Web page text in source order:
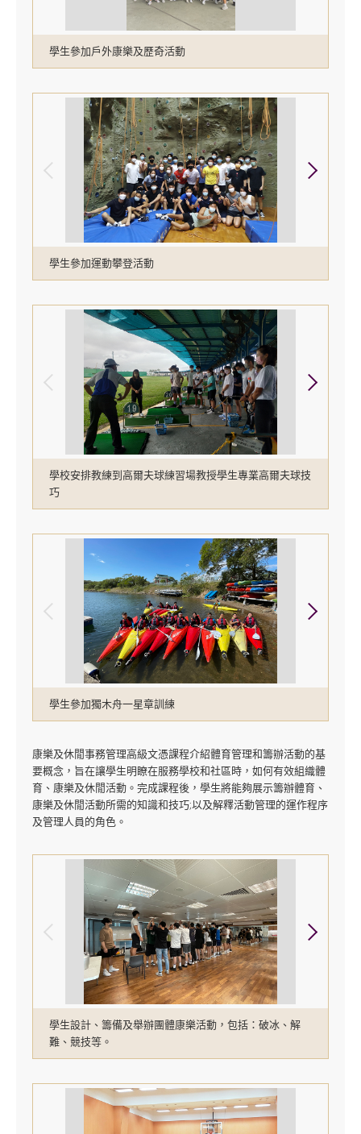
學生參加戶外康樂及歷奇活動
學生參加運動攀登活動
學校安排教練到高爾夫球練習場教授學生專業高爾夫球技
巧
學生參加獨木舟一星章訓練
康樂及休閒事務管理高級文憑課程介紹體育管理和籌辦活動的基
要概念，旨在讓學生明瞭在服務學校和社區時，如何有效組織體
育、康樂及休閒活動。完成課程後，學生將能夠展示籌辦體育、
康樂及休閒活動所需的知識和技巧;以及解釋活動管理的運作程序
及管理人員的角色。
學生設計、籌備及舉辦團體康樂活動，包括：破冰、解
難、競技等。